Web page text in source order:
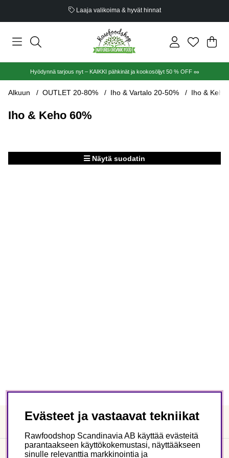
Laaja valikoima & hyvät hinnat
.
Hyödynnä tarjous nyt – KAIKKI pähkinät ja kookosöljyt 50 % OFF 🥜
Alkuun OUTLET 20-80% Iho & Vartalo 20-50% Iho & Keho
Iho & Keho 60%
Näytä suodatin
Evästeet ja vastaavat tekniikat
Rawfoodshop Scandinavia AB käyttää evästeitä
parantaakseen käyttökokemustasi, näyttääkseen
sinulle relevanttia markkinointia ja